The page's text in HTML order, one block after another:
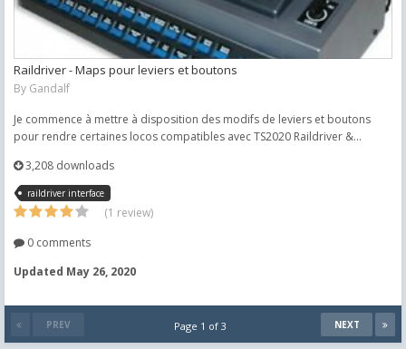
Raildriver - Maps pour leviers et boutons
By Gandalf
Je commence à mettre à disposition des modifs de leviers et boutons
pour rendre certaines locos compatibles avec TS2020 Raildriver &...
3,208 downloads
raildriver interface
(1 review)
0 comments
Updated May 26, 2020
PREV NEXT
Page 1 of 3